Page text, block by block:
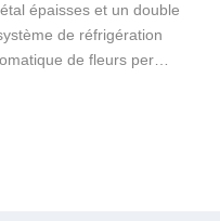
épaisses et un double
de réfrigération
de fleurs permet